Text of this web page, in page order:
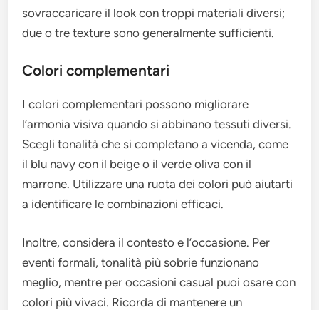
sovraccaricare il look con troppi materiali diversi;
due o tre texture sono generalmente sufficienti.
Colori complementari
I colori complementari possono migliorare
l’armonia visiva quando si abbinano tessuti diversi.
Scegli tonalità che si completano a vicenda, come
il blu navy con il beige o il verde oliva con il
marrone. Utilizzare una ruota dei colori può aiutarti
a identificare le combinazioni efficaci.
Inoltre, considera il contesto e l’occasione. Per
eventi formali, tonalità più sobrie funzionano
meglio, mentre per occasioni casual puoi osare con
colori più vivaci. Ricorda di mantenere un